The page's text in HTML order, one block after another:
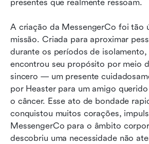
presentes que realmente ressoam.
A criação da MessengerCo foi tão
missão. Criada para aproximar
durante os períodos de isolamento,
encontrou seu propósito por meio
sincero — um presente
por Heaster para um amigo
o câncer. Esse ato de bondade
conquistou muitos corações,
MessengerCo para o âmbito
descobriu uma necessidade não